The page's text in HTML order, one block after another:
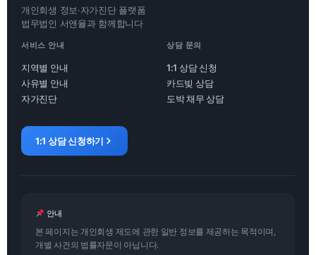
개인회생 정보·자가진단 플랫폼
법무법인 서앤율과 함께합니다
서비스 안내
지역별 안내
사유별 안내
자가진단
상담 문의
1:1 상담 신청
카드빚 상담
도박 채무 상담
1:1 상담 신청하기
안내
본 페이지는 개인회생 제도에 관한 일반 정보를 제공하는 목적이며,
개별 사건의 법률자문이 아닙니다.